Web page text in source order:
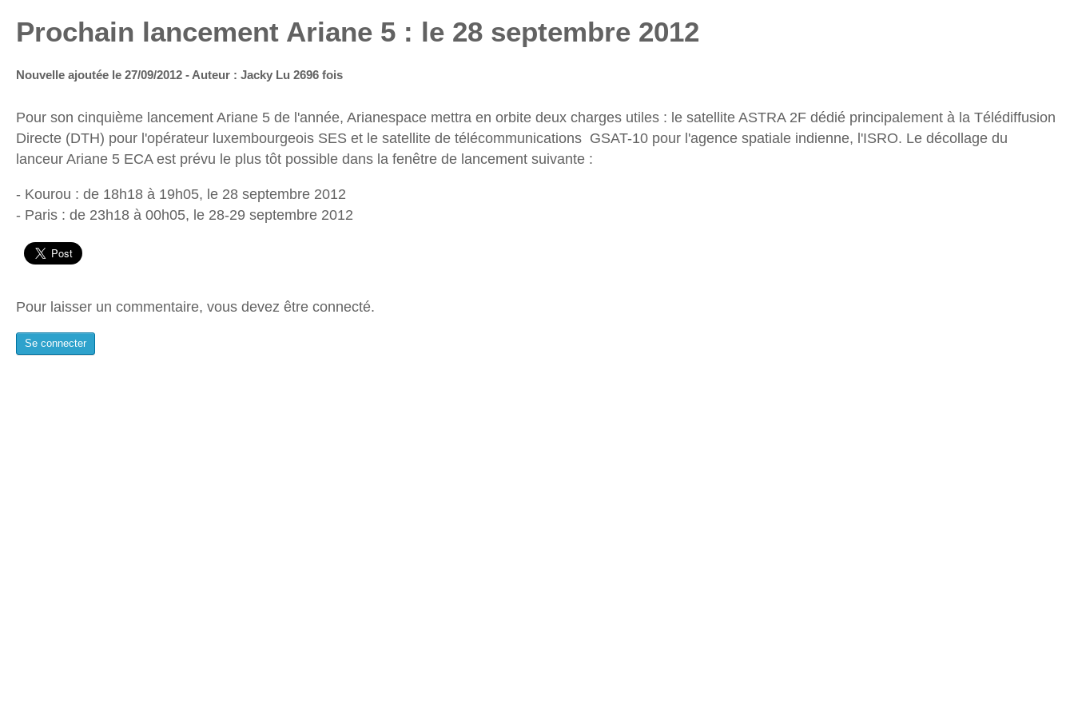
Prochain lancement Ariane 5 : le 28 septembre 2012
Nouvelle ajoutée le 27/09/2012 - Auteur : Jacky Lu 2696 fois
Pour son cinquième lancement Ariane 5 de l'année, Arianespace mettra en orbite deux charges utiles : le satellite ASTRA 2F dédié principalement à la Télédiffusion
Directe (DTH) pour l'opérateur luxembourgeois SES et le satellite de télécommunications GSAT-10 pour l'agence spatiale indienne, l'ISRO. Le décollage du
lanceur Ariane 5 ECA est prévu le plus tôt possible dans la fenêtre de lancement suivante :
- Kourou : de 18h18 à 19h05, le 28 septembre 2012
- Paris : de 23h18 à 00h05, le 28-29 septembre 2012
Pour laisser un commentaire, vous devez être connecté.
Se connecter